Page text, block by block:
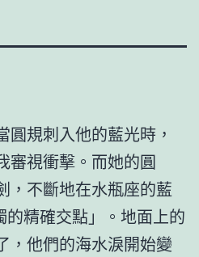
規刺入他的藍光時，
審視衝擊。而她的圓
，不斷地在水瓶座的藍
精確交點」。地面上的
，他們的海水淚開始變